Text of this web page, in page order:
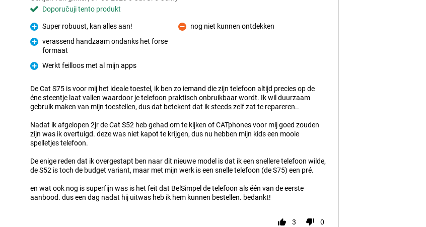
Doporučuji tento produkt
Pro
Super robuust, kan alles aan!
verassend handzaam ondanks het forse
formaat
Pro
Werkt feilloos met al mijn apps
Proti
nog niet kunnen ontdekken
De Cat S75 is voor mij het ideale toestel, ik ben zo iemand die zijn telefoon altijd precies op de
éne steentje laat vallen waardoor je telefoon praktisch onbruikbaar wordt. Ik wil duurzaam
gebruik maken van mijn toestellen, dus dat betekent dat ik steeds zelf zat te repareren..
Nadat ik afgelopen 2jr de Cat S52 heb gehad om te kijken of CATphones voor mij goed zouden
zijn was ik overtuigd. deze was niet kapot te krijgen, dus nu hebben mijn kids een mooie
spelletjes telefoon.
De enige reden dat ik overgestapt ben naar dit nieuwe model is dat ik een snellere telefoon wilde,
de S52 is toch de budget variant, maar met mijn werk is een snelle telefoon (de S75) een pré.
en wat ook nog is superfijn was is het feit dat BelSimpel de telefoon als één van de eerste
aanbood. dus een dag nadat hij uitwas heb ik hem kunnen bestellen. bedankt!
3 0